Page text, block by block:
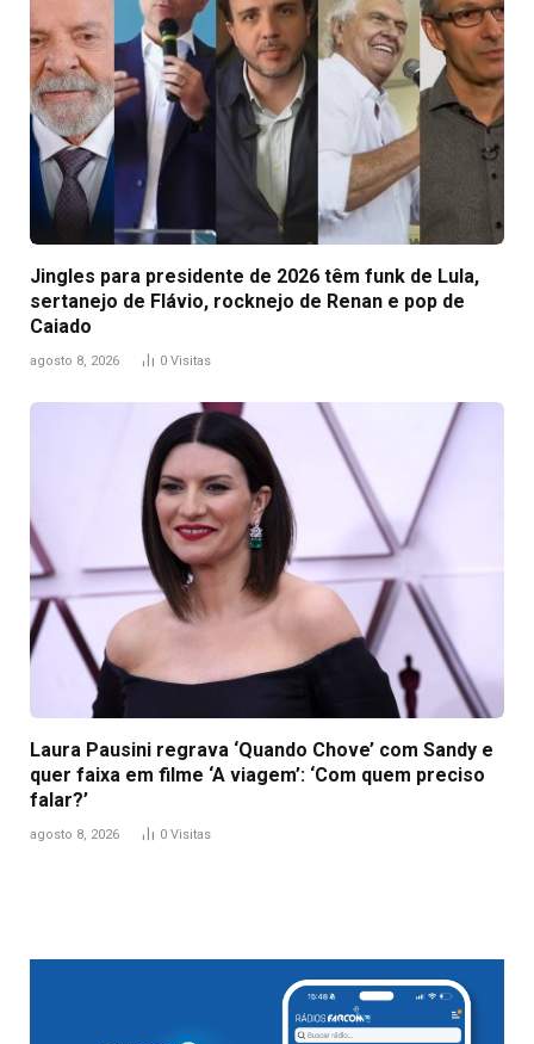
Jingles para presidente de 2026 têm funk de Lula,
sertanejo de Flávio, rocknejo de Renan e pop de
Caiado
agosto 8, 2026 0 Visitas
Laura Pausini regrava ‘Quando Chove’ com Sandy e
quer faixa em filme ‘A viagem’: ‘Com quem preciso
falar?’
agosto 8, 2026 0 Visitas